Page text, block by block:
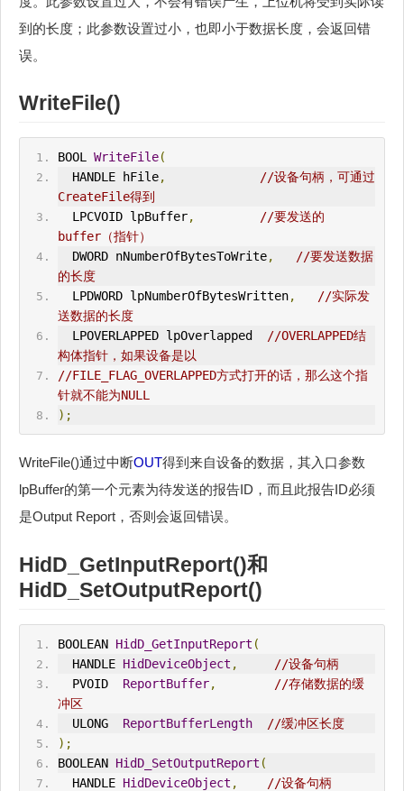
到的长度；此参数设置过小，也即小于数据长度，会返回错
误。
WriteFile()
BOOL WriteFile(
  HANDLE hFile
,
//设备句柄，可通过
CreateFile得到
  LPCVOID lpBuffer
,
//要发送的
buffer（指针）
  DWORD nNumberOfBytesToWrite
,
//要发送数据
的长度
  LPDWORD lpNumberOfBytesWritten
,
//实际发
送数据的长度
  LPOVERLAPPED lpOverlapped
//OVERLAPPED结
构体指针，如果设备是以
//FILE_FLAG_OVERLAPPED方式打开的话，那么这个指
针就不能为NULL
);
WriteFile()通过中断OUT得到来自设备的数据，其入口参数
lpBuffer的第一个元素为待发送的报告ID，而且此报告ID必须
是Output Report，否则会返回错误。
HidD_GetInputReport()和
HidD_SetOutputReport()
BOOLEAN HidD_GetInputReport (
  HANDLE
HidDeviceObject ,
//设备句柄
  PVOID
ReportBuffer,
//存储数据的缓
冲区
  ULONG
ReportBufferLength
//缓冲区长度
);
BOOLEAN HidD_SetOutputReport (
  HANDLE
HidDeviceObject ,
//设备句柄